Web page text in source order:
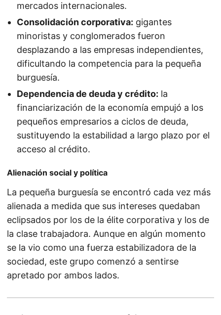
mercados internacionales.
Consolidación corporativa: gigantes
minoristas y conglomerados fueron
desplazando a las empresas independientes,
dificultando la competencia para la pequeña
burguesía.
Dependencia de deuda y crédito: la
financiarización de la economía empujó a los
pequeños empresarios a ciclos de deuda,
sustituyendo la estabilidad a largo plazo por el
acceso al crédito.
Alienación social y política
La pequeña burguesía se encontró cada vez más
alienada a medida que sus intereses quedaban
eclipsados por los de la élite corporativa y los de
la clase trabajadora. Aunque en algún momento
se la vio como una fuerza estabilizadora de la
sociedad, este grupo comenzó a sentirse
apretado por ambos lados.